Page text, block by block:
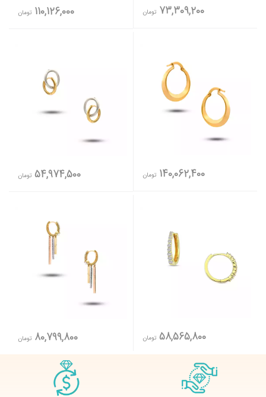
73,309,200 تومان 110,126,000 تومان
140,062,400 تومان 54,974,500 تومان
58,565,800 تومان 80,799,800 تومان